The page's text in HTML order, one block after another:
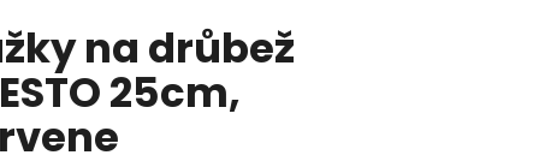
na drůbež
25cm,